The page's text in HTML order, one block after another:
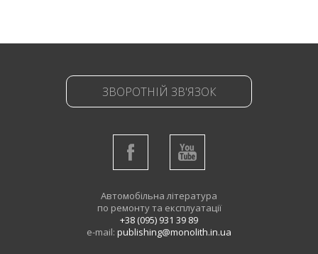
ЗВОРОТНІЙ ЗВ'ЯЗОК
Автомобільна література
по ремонту та експлуатації
+38 (095) 931 39 89
e-mail: publishing@monolith.in.ua